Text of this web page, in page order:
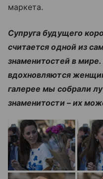
маркета.
Супруга будущего
считается одной из
знаменитостей в
вдохновляются
галерее мы собрали
знаменитости – их